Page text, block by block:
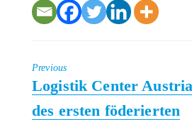
Previous
Previous
post:
Logistik Center
des ersten föderierten